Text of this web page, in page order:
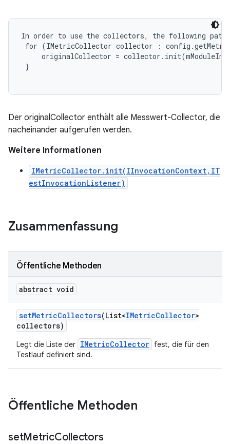
In order to use the collectors, the following
for (IMetricCollector collector :
originalCollector =
}
Der originalCollector enthält alle Messwert-Collector, die
nacheinander aufgerufen werden.
Weitere Informationen
IMetricCollector.init(IInvocationContext,IT
estInvocationListener)
Zusammenfassung
Öffentliche Methoden
abstract void
setMetricCollectors(List<IMetricCollector>
collectors)
Legt die Liste der IMetricCollector fest, die für den
Testlauf definiert sind.
Öffentliche Methoden
setMetricCollectors